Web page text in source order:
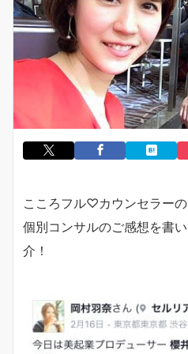
こころフル♡カウンセラーの
個別コンサルのご感想を書
介！